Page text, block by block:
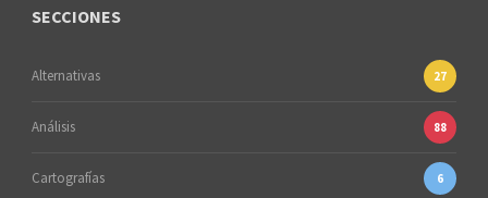
SECCIONES
Alternativas 27
Análisis 88
Cartografías 6